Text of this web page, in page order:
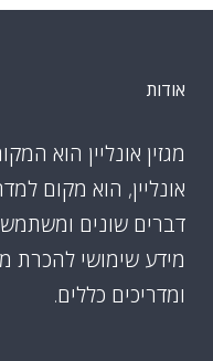
אודות
מגזין אונליין הוא
אונליין, הוא מקום
דברים שונים
מידע שימושי להכרת
ומדריכים כללים.